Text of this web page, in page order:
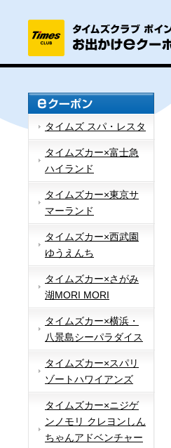
タイムズ スパ・レスタ
タイムズカー×富士急
ハイランド
タイムズカー×東京サ
マーランド
タイムズカー×西武園
ゆうえんち
タイムズカー×さがみ
湖MORI MORI
タイムズカー×横浜・
八景島シーパラダイス
タイムズカー×スパリ
ゾートハワイアンズ
タイムズカー×ニジゲ
ンノモリ クレヨンしん
ちゃんアドベンチャー